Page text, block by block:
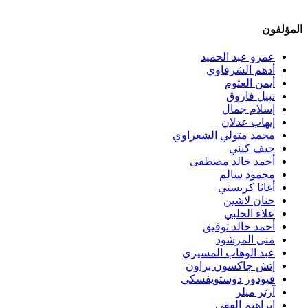
المؤلفون
عمرو عبد الحميد
أدهم الشرقاوي
أيمن العتوم
نبيل فاروق
إسلام جمال
إيهاب عدلان
محمد متولي الشعراوي
جيف كيني
أحمد خالد مصطفى
محمود سالم
أغاثا كريستي
حنان لاشين
علاء الحلبي
أحمد خالد توفيق
منى المرشود
عبد الوهاب المسيري
إتش جاكسون براون
فيودور دوستويفسكي
آرثر ميلر
إبراهيم الفقي